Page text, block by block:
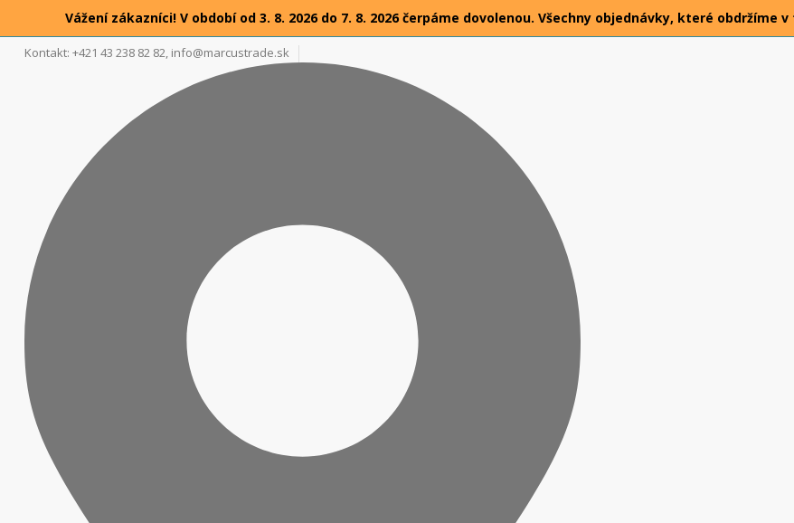
Vážení zákazníci! V období od 3. 8. 2026 do 7. 8. 2026 čerpáme dovolenou. Všechny objednávky, které obdržíme
Kontakt: +421 43 238 82 82, info@marcustrade.sk